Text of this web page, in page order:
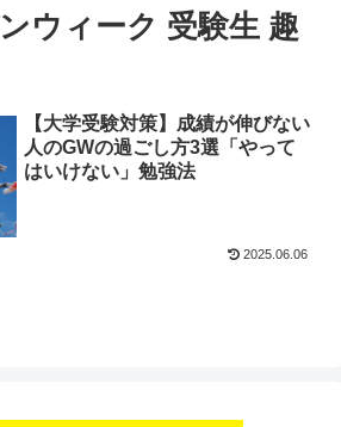
ウィーク 受験生 趣
【大学受験対策】成績が伸びない
人のGWの過ごし方3選「やって
はいけない」勉強法
2025.06.06